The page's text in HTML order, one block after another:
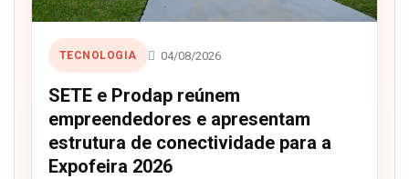
TECNOLOGIA 04/08/2026
SETE e Prodap reúnem
empreendedores e apresentam
estrutura de conectividade para a
Expofeira 2026